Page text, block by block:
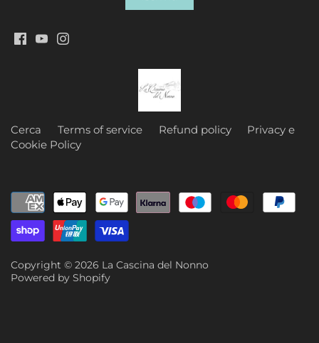
Cerca Terms of service Refund policy
Privacy e
Cookie Policy
Copyright © 2026 La Cascina del Nonno
Powered by Shopify